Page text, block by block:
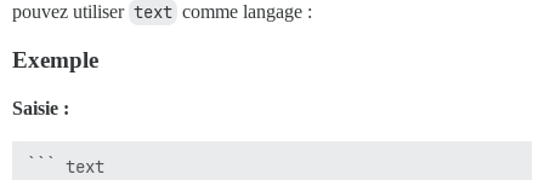
pouvez utiliser text comme langage :
Exemple
Saisie :
``` text